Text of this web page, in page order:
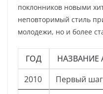
поклонников новыми
неповторимый стиль
молодежи, но и более
ГОД НАЗВАНИЕ
2010
Первый шаг